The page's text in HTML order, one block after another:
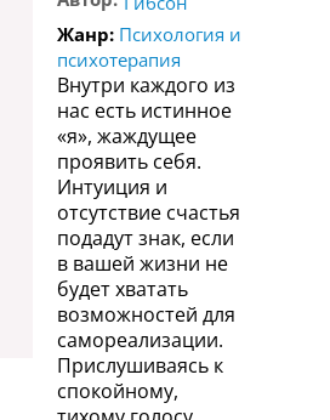
Жанр: Психология и
психотерапия
Внутри каждого из
нас есть истинное
«я», жаждущее
проявить себя.
Интуиция и
отсутствие счастья
подадут знак, если
в вашей жизни не
будет хватать
возможностей для
самореализации.
Прислушиваясь к
спокойному,